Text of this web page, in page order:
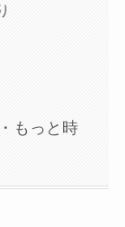
もっと時